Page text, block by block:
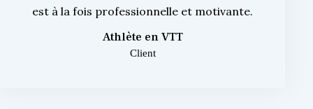
est à la fois professionnelle et motivante.
Athlète en VTT
Client